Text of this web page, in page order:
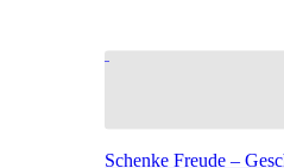
Schenke Freude –